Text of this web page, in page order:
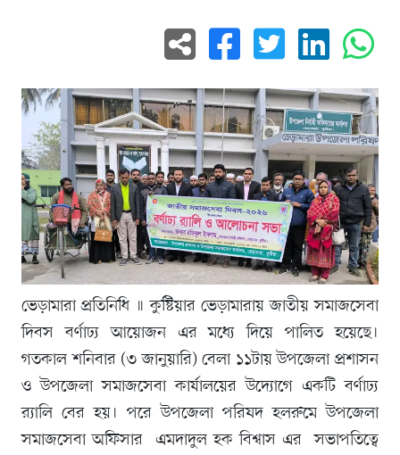
ভেড়ামারা প্রতিনিধি ॥ কুষ্টিয়ার ভেড়ামারায় জাতীয় সমাজসেবা
দিবস বর্ণাঢ্য আয়োজন এর মধ্যে দিয়ে পালিত হয়েছে।
গতকাল শনিবার (৩ জানুয়ারি) বেলা ১১টায় উপজেলা প্রশাসন
ও উপজেলা সমাজসেবা কার্যালয়ের উদ্যোগে একটি বর্ণাঢ্য
র‌্যালি বের হয়। পরে উপজেলা পরিষদ হলরুমে উপজেলা
সমাজসেবা অফিসার এমদাদুল হক বিশ্বাস এর সভাপতিত্বে